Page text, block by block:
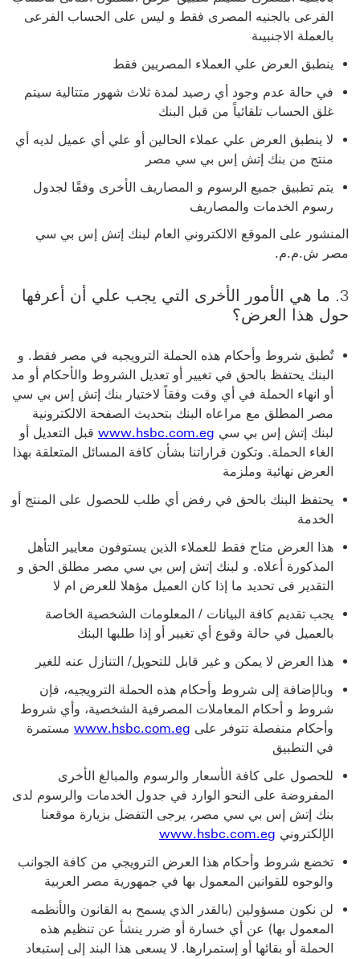
الفرعى بالجنيه المصرى فقط و ليس على الحساب الفرعى
بالعملة الاجنبيىة
ينطبق العرض علي العملاء المصريين فقط
في حالة عدم وجود أي رصيد لمدة ثلاث شهور متتالية سيتم
غلق الحساب تلقائياً من قبل البنك
لا ينطبق العرض علي عملاء الحالين أو علي أي عميل لديه أي
منتج من بنك إتش إس بي سي مصر
يتم تطبيق جميع الرسوم و المصاريف الأخرى وفقًا لجدول
رسوم الخدمات والمصاريف
المنشور على الموقع الالكتروني العام لبنك إتش إس بي سي
مصر ش.م.م.
3. ما هي الأمور الأخرى التي يجب علي أن أعرفها
حول هذا العرض؟
تٌطبق شروط وأحكام هذه الحملة الترويجيه في مصر فقط. و
البنك يحتفظ بالحق في تغيير أو تعديل الشروط والأحكام أو مد
أو انهاء الحملة في أي وقت وفقاً لاختيار بنك إتش إس بي سي
مصر المطلق مع مراعاه البنك بتحديث الصفحة الالكترونية
لبنك إتش إس بي سي www.hsbc.com.eg قبل التعديل أو
الغاء الحملة. وتكون قراراتنا بشأن كافة المسائل المتعلقة بهذا
العرض نهائية وملزمة
يحتفظ البنك بالحق في رفض أي طلب للحصول على المنتج أو
الخدمة
هذا العرض متاح فقط للعملاء الذين يستوفون معايير التأهل
المذكورة أعلاه. و لبنك إتش إس بي سي مصر مطلق الحق و
التقدير فى تحديد ما إذا كان العميل مؤهلا للعرض ام لا
يجب تقديم كافة البيانات / المعلومات الشخصية الخاصة
بالعميل في حالة وقوع أي تغيير أو إذا طلبها البنك
هذا العرض لا يمكن و غير قابل للتحويل/ التنازل عنه للغير
وبالإضافة إلى شروط وأحكام هذه الحملة الترويجيه، فإن
شروط و أحكام المعاملات المصرفية الشخصية، وأي شروط
وأحكام منفصلة تتوفر على www.hsbc.com.eg مستمرة
في التطبيق
للحصول على كافة الأسعار والرسوم والمبالغ الأخرى
المفروضة على النحو الوارد في جدول الخدمات والرسوم لدى
بنك إتش إس بي سي مصر، يرجى التفضل بزيارة موقعنا
الإلكتروني www.hsbc.com.eg
تخضع شروط وأحكام هذا العرض الترويجي من كافة الجوانب
والوجوه للقوانين المعمول بها في جمهورية مصر العربية
لن نكون مسؤولين (بالقدر الذي يسمح به القانون والأنظمه
المعمول بها) عن أي خسارة أو ضرر ينشأ عن تنظيم هذه
الحملة أو بقائها أو إستمرارها. لا يسعى هذا البند إلى إستبعاد